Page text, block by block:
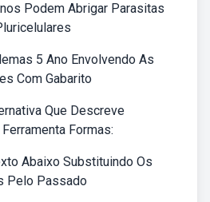
Podem Abrigar Parasitas
5 Ano Envolvendo As
Com Gabarito
Que Descreve
Formas:
Abaixo Substituindo Os
Pelo Passado